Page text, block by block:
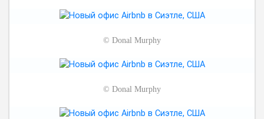
© Donal Murphy
© Donal Murphy